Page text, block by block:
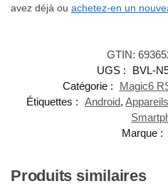
avez déjà ou achetez-en un
GTIN:
UGS :
BVL-
Catégorie :
Magic6
Étiquettes : Android,
Marque :
Produits similaires